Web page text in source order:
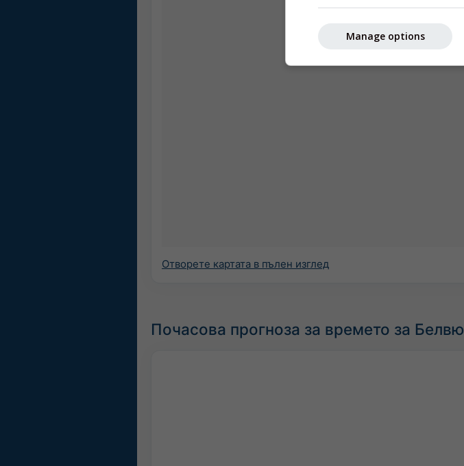
Отворете картата в пълен изглед
Почасова прогноза за времето за Белвю
Manage options